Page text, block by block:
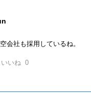
会社も採用しているね。
0